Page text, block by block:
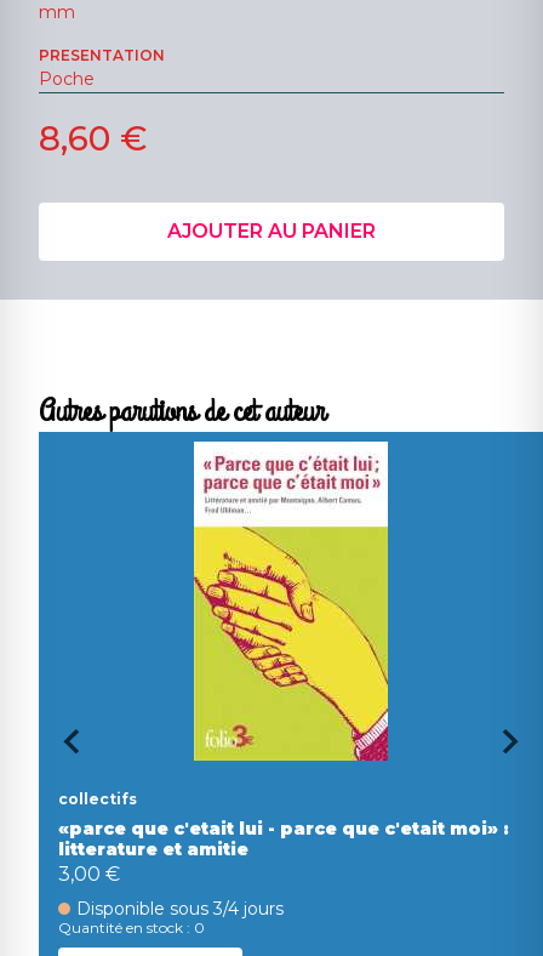
mm
PRESENTATION
Poche
8,60 €
AJOUTER AU PANIER
Autres parutions de cet auteur
collectifs
«parce que c'etait lui - parce que c'etait moi» :
litterature et amitie
3,00 €
Disponible sous 3/4 jours
Quantité en stock : 0